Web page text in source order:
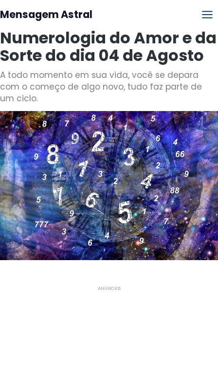
Mensagem Astral
Numerologia do Amor e da
Sorte do dia 04 de Agosto
A todo momento em sua vida, você se depara
com o começo de algo novo, tudo faz parte de
um ciclo.
ANÚNCIOS